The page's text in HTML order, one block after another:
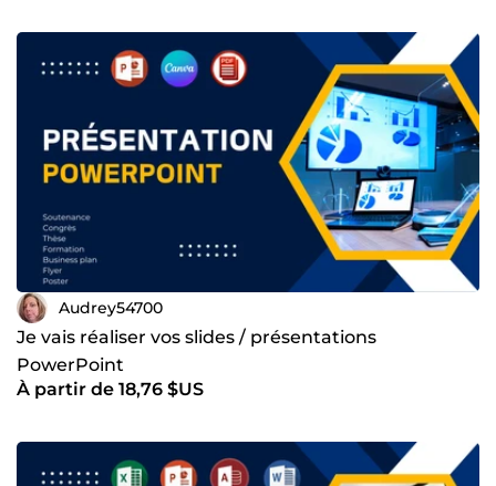
Audrey54700
Je vais réaliser vos slides / présentations
PowerPoint
À partir de 18,76 $US